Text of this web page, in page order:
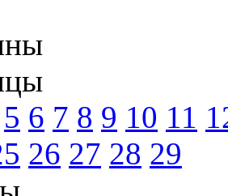
5 6 7 8 9 10 11
26 27 28 29